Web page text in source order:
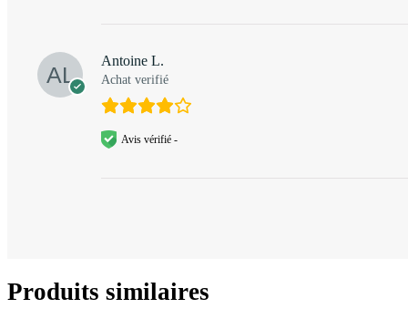
Antoine L.
Achat verifié
Avis vérifié -
Produits similaires